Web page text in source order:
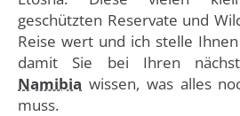
geschützten Reservate und
Reise wert und ich stelle
damit Sie bei Ihren
Namibia wissen, was alles
muss.